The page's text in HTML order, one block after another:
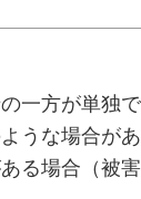
一方が単独
うな場合があ
場合（被害